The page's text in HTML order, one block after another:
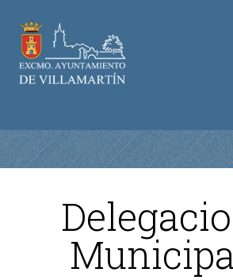
AYUNTAMIENTO
Saluda de la Alcaldesa